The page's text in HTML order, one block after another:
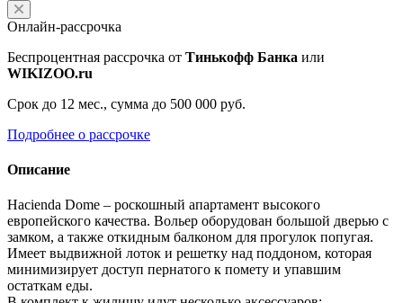
Онлайн-рассрочка
Беспроцентная рассрочка от Тинькофф Банка или
WIKIZOO.ru
Срок до 12 мес., сумма до 500 000 руб.
Подробнее о рассрочке
Описание
Hacienda Dome – роскошный апартамент высокого
европейского качества. Вольер оборудован большой дверью с
замком, а также откидным балконом для прогулок попугая.
Имеет выдвижной лоток и решетку над поддоном, которая
минимизирует доступ пернатого к помету и упавшим
остаткам еды.